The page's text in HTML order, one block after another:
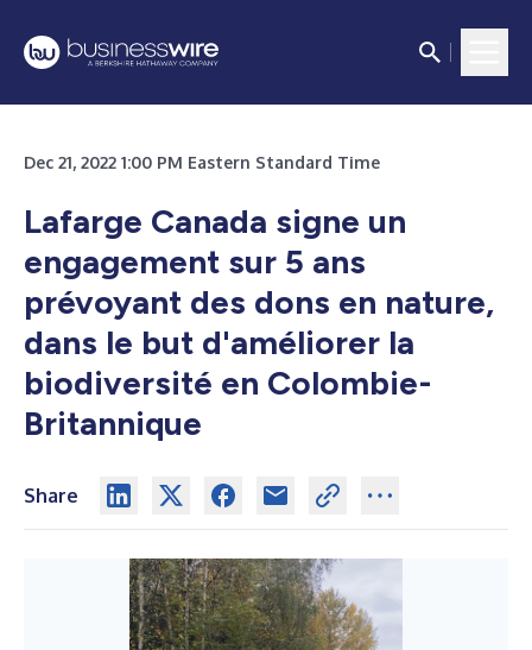
Dec 21, 2022 1:00 PM Eastern Standard Time
Lafarge Canada signe un
engagement sur 5 ans
prévoyant des dons en nature,
dans le but d'améliorer la
biodiversité en Colombie-
Britannique
Share